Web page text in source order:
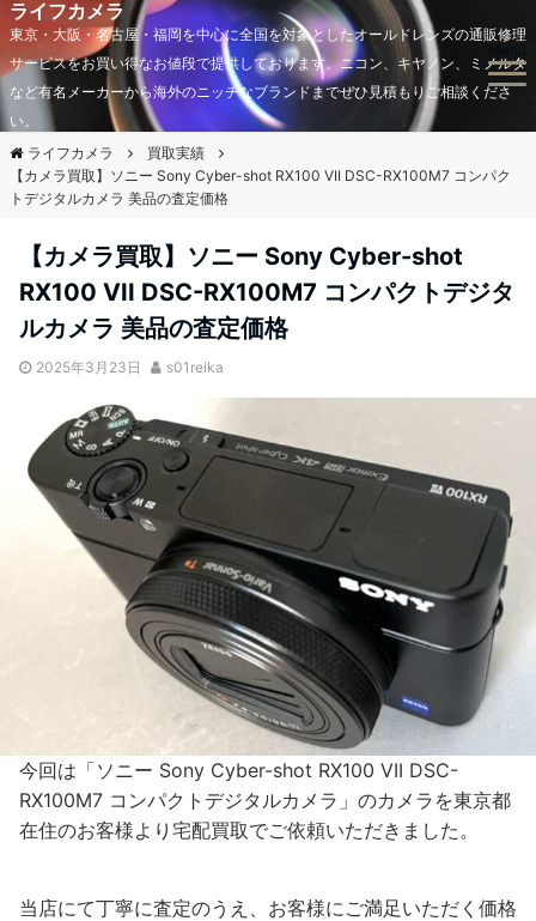
ライフカメラ
東京・大阪・名古屋・福岡を中心に全国を対象としたオールドレンズの通販修理
サービスをお買い得なお値段で提供しております。ニコン、キヤノン、ミノルタ
など有名メーカーから海外のニッチなブランドまでぜひ見積もりご相談くださ
い。
ライフカメラ
買取実績
【カメラ買取】ソニー Sony Cyber-shot RX100 VII DSC-RX100M7 コンパク
トデジタルカメラ 美品の査定価格
【カメラ買取】ソニー Sony Cyber-shot
RX100 VII DSC-RX100M7 コンパクトデジタ
ルカメラ 美品の査定価格
2025年3月23日 s01reika
今回は「ソニー Sony Cyber-shot RX100 VII DSC-
RX100M7 コンパクトデジタルカメラ」のカメラを東京都
在住のお客様より宅配買取でご依頼いただきました。
当店にて丁寧に査定のうえ、お客様にご満足いただく価格